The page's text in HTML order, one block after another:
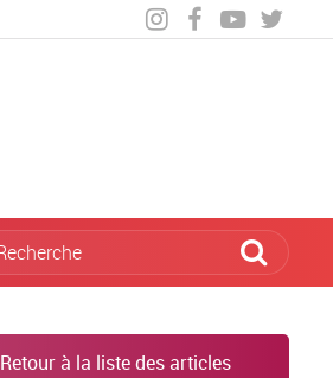
Retour à la liste des articles